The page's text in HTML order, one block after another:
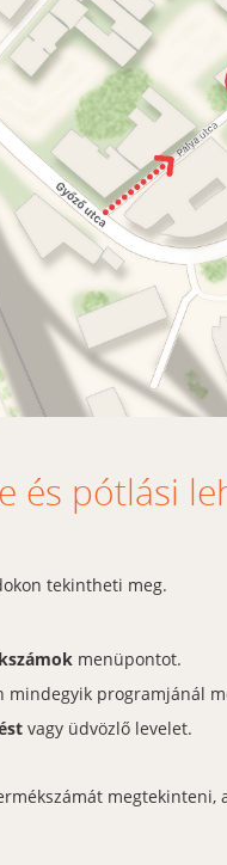
és pótlási
tekintheti meg.
menüpontot.
mindegyik programjánál
vagy üdvözlő levelet.
megtekinteni,